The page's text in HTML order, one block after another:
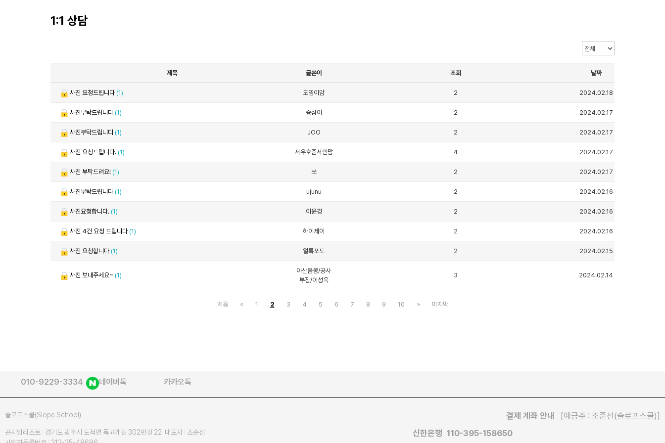
1:1 상담
제목 글쓴이 조회 날짜
사진 요청드립니다 (1) 도영이맘 2 2024.02.18
사진부탁드립니다 (1) 슝삼이 2 2024.02.17
사진부탁드립니디 (1) JOO 2 2024.02.17
사진 요청드립니다. (1) 서우호준서안맘 4 2024.02.17
사진 부탁드려요! (1) 쏘 2 2024.02.17
사진부탁드립니다 (1) ujunu 2 2024.02.16
사진요청합니다. (1) 이윤경 2 2024.02.16
사진 4건 요청 드립니다 (1) 하이제이 2 2024.02.16
사진 요청합니다 (1) 얼룩포도 2 2024.02.15
사진 보내주세요~ (1)
아산음봉/공사
부장/이성욱
3 2024.02.14
처음 « 1 2 3 4 5 6 7 8 9 10 » 마지막
010-9229-3334 네이버톡 카카오톡
슬로프스쿨(Slope School)
곤지암리조트 : 경기도 광주시 도척면 독고개길 302번길 22 대표자 : 조준선
결제 계좌 안내
[예금주 : 조준선(슬로프스쿨)]
신한은행 110-395-158650